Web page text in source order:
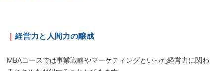
｜ 経営力と人間力の醸成
MBAコースでは事業戦略やマーケティングといった経営力に関わ